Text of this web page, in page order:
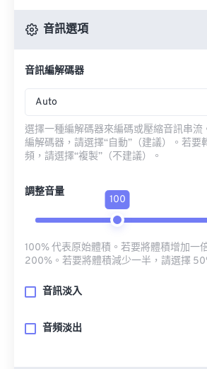
音訊選項
音訊編解碼器
Auto
選擇一種編解碼器來編碼或壓縮音訊串流
編解碼器，請選擇“自動”（建議）。若要
頻，請選擇“複製”（不建議）。
調整音量
100
100% 代表原始體積。若要將體積增加一
200%。若要將體積減少一半，請選擇
音訊淡入
音頻淡出